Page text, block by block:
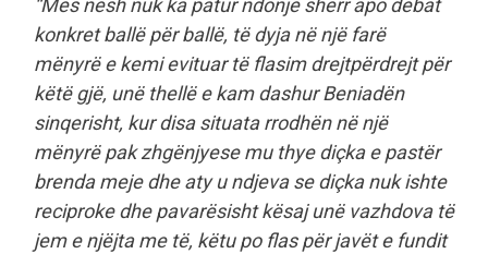
“Mes nesh nuk ka patur ndonjë sherr apo debat
konkret ballë për ballë, të dyja në një farë
mënyrë e kemi evituar të flasim drejtpërdrejt për
këtë gjë, unë thellë e kam dashur Beniadën
sinqerisht, kur disa situata rrodhën në një
mënyrë pak zhgënjyese mu thye diçka e pastër
brenda meje dhe aty u ndjeva se diçka nuk ishte
reciproke dhe pavarësisht kësaj unë vazhdova të
jem e njëjta me të, këtu po flas për javët e fundit